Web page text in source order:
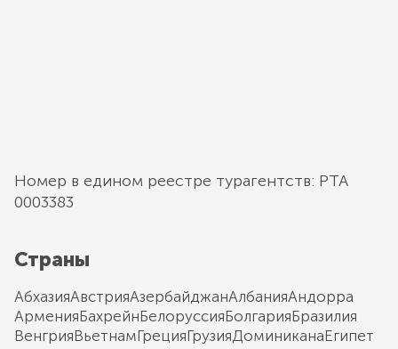
Номер в едином реестре турагентств: РТА
0003383
Страны
АбхазияАвстрияАзербайджанАлбанияАндорра
АрменияБахрейнБелоруссияБолгарияБразилия
ВенгрияВьетнамГрецияГрузияДоминиканаЕгипет